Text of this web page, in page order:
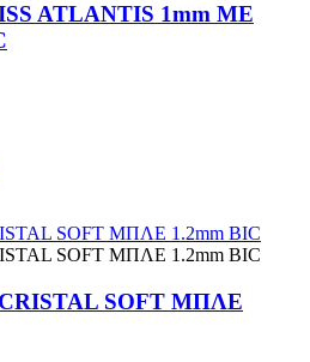
ATLANTIS 1mm ΜΕ
SOFT ΜΠΛΕ